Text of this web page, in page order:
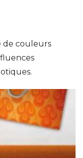
de couleurs